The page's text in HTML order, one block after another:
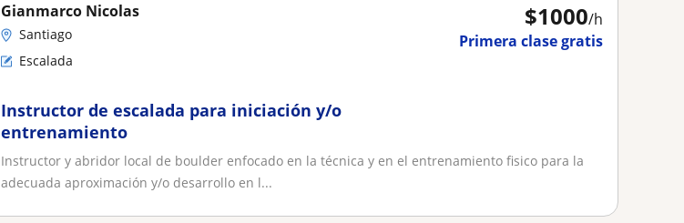
$1000/h
Primera clase gratis
Gianmarco Nicolas
Santiago
Escalada
Instructor de escalada para iniciación y/o
entrenamiento
Instructor y abridor local de boulder enfocado en la técnica y en el entrenamiento fisico para la
adecuada aproximación y/o desarrollo en l...